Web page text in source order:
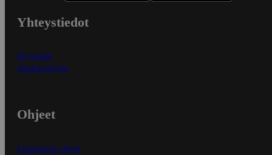
Yhteystiedot
Myymälät
Asiakaspalvelu
Ohjeet
Ensitilaajan ohjeet